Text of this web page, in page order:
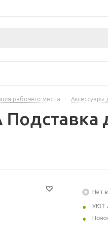
рабочего места - Аксессуары
Нет
УЮТ